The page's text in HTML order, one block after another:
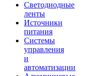
Светодиодные
ленты
Источники
питания
Системы
управления
и
автоматизации